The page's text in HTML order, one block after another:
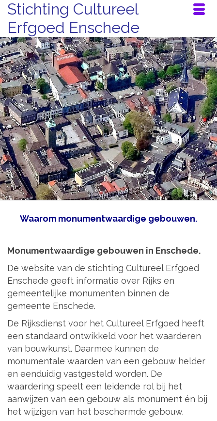
Stichting Cultureel
Erfgoed Enschede
Waarom monumentwaardige gebouwen.
Monumentwaardige gebouwen in Enschede.
De website van de stichting Cultureel Erfgoed
Enschede geeft informatie over Rijks en
gemeentelijke monumenten binnen de
gemeente Enschede.
De Rijksdienst voor het Cultureel Erfgoed heeft
een standaard ontwikkeld voor het waarderen
van bouwkunst. Daarmee kunnen de
monumentale waarden van een gebouw helder
en eenduidig vastgesteld worden. De
waardering speelt een leidende rol bij het
aanwijzen van een gebouw als monument én bij
het wijzigen van het beschermde gebouw.